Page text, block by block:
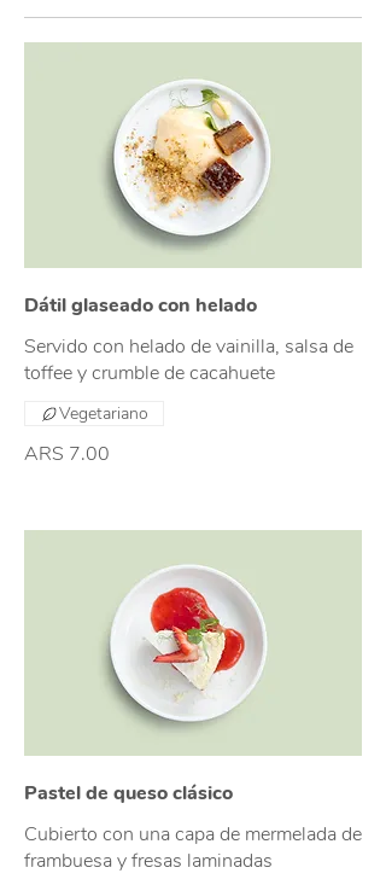
Dátil glaseado con helado
Servido con helado de vainilla, salsa de
toffee y crumble de cacahuete
ARS 7.00
Vegetariano
Pastel de queso clásico
Cubierto con una capa de mermelada de
frambuesa y fresas laminadas